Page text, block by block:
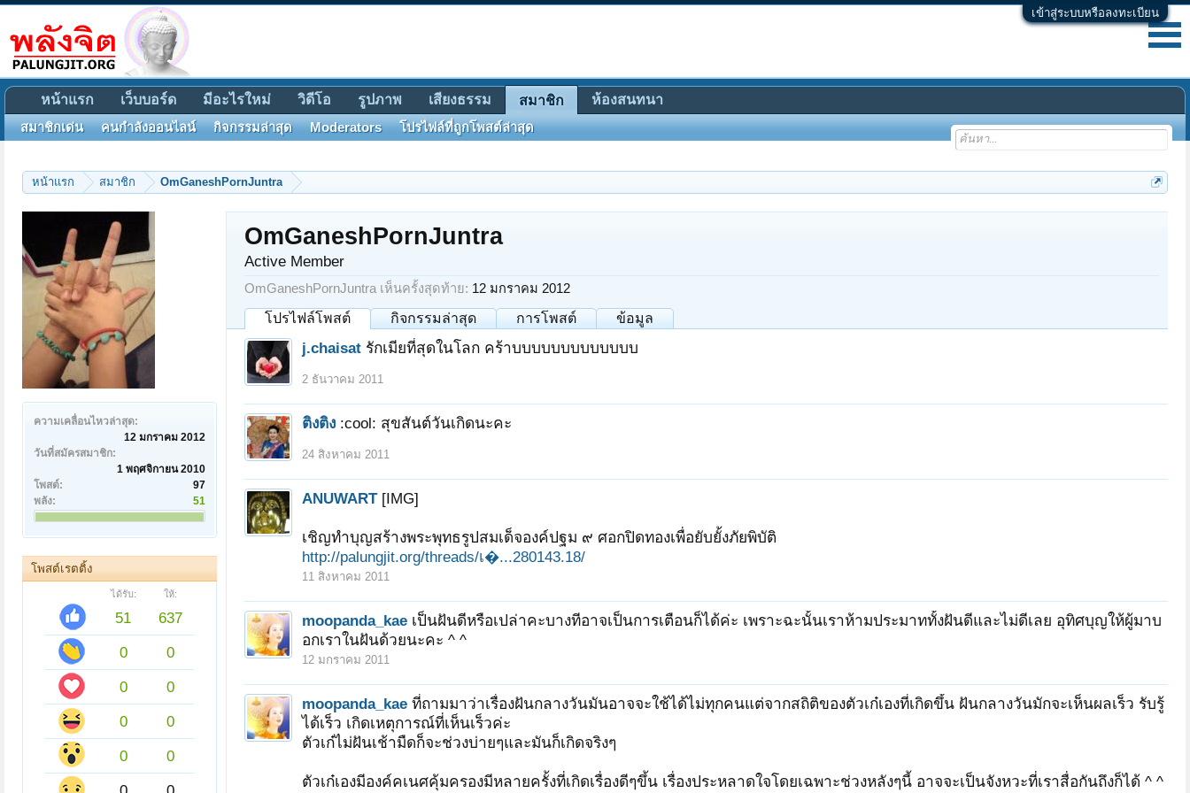
เข้าสู่ระบบหรือลงทะเบียน
หน้าแรก สมาชิก OmGaneshPornJuntra
ความเคลื่อนไหวล่าสุด:
12 มกราคม 2012
วันที่สมัครสมาชิก:
1 พฤศจิกายน 2010
โพสต์:
97
พลัง:
51
โพสต์เรตติ้ง
ได้รับ: ให้:
51
637
0
0
0
0
0
0
0
0
OmGaneshPornJuntra
Active Member
OmGaneshPornJuntra เห็นครั้งสุดท้าย: 12 มกราคม 2012
โปรไฟล์โพสต์ กิจกรรมล่าสุด การโพสต์ ข้อมูล
j.chaisat รักเมียที่สุดในโลก คร้าบบบบบบบบบบบบบ
2 ธันวาคม 2011
ติงติง :cool: สุขสันต์วันเกิดนะคะ
24 สิงหาคม 2011
ANUWART [IMG]
เชิญทำบุญสร้างพระพุทธรูปสมเด็จองค์ปฐม ๙ ศอกปิดทองเพื่อยับยั้งภัยพิบัติ
http://palungjit.org/threads/เ�...280143.18/
11 สิงหาคม 2011
moopanda_kae เป็นฝันดีหรือเปล่าคะบางทีอาจเป็นการเตือนก็ได้ค่ะ เพราะฉะนั้นเราห้ามประมาททั้งฝันดีและไม่ดีเลย อุทิศบุญให้ผู้มาบ
อกเราในฝันด้วยนะคะ ^ ^
12 มกราคม 2011
moopanda_kae ที่ถามมาว่าเรื่องฝันกลางวันมันอาจจะใช้ได้ไม่ทุกคนแต่จากสถิติของตัวเก๋เองที่เกิดขึ้น ฝันกลางวันมักจะเห็นผลเร็ว รับรู้
ได้เร็ว เกิดเหตุการณ์ที่เห็นเร็วค่ะ
ตัวเก๋ไม่ฝันเช้ามืดก็จะช่วงบ่ายๆและมันก็เกิดจริงๆ
ตัวเก๋เองมีองค์คเนศคุ้มครองมีหลายครั้งที่เกิดเรื่องดีๆขึ้น เรื่องประหลาดใจโดยเฉพาะช่วงหลังๆนี้ อาจจะเป็นจังหวะที่เราสื่อกันถึงก็ได้ ^ ^
หน้าแรก เว็บบอร์ด มีอะไรใหม่ วิดีโอ รูปภาพ เสียงธรรม สมาชิก
สมาชิกเด่น คนกำลังออนไลน์ กิจกรรมล่าสุด Moderators โปรไฟล์ที่ถูกโพสต์ล่าสุด
ห้องสนทนา